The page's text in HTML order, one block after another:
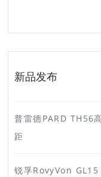
新品发布
普雷德PARD TH56
距
锐孚RovyVon GL15